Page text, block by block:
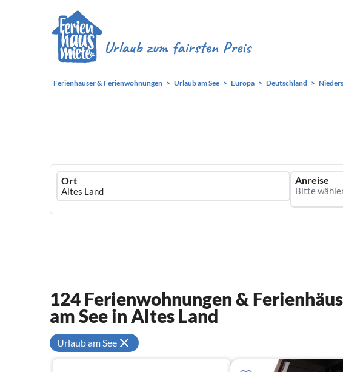
Ferienhäuser & Ferienwohnungen Urlaub am See Europa Deutschland
Ferienhausmiete
logo
Ort Anreise
124 Ferienwohnungen &
am See in Altes Land
Urlaub am See